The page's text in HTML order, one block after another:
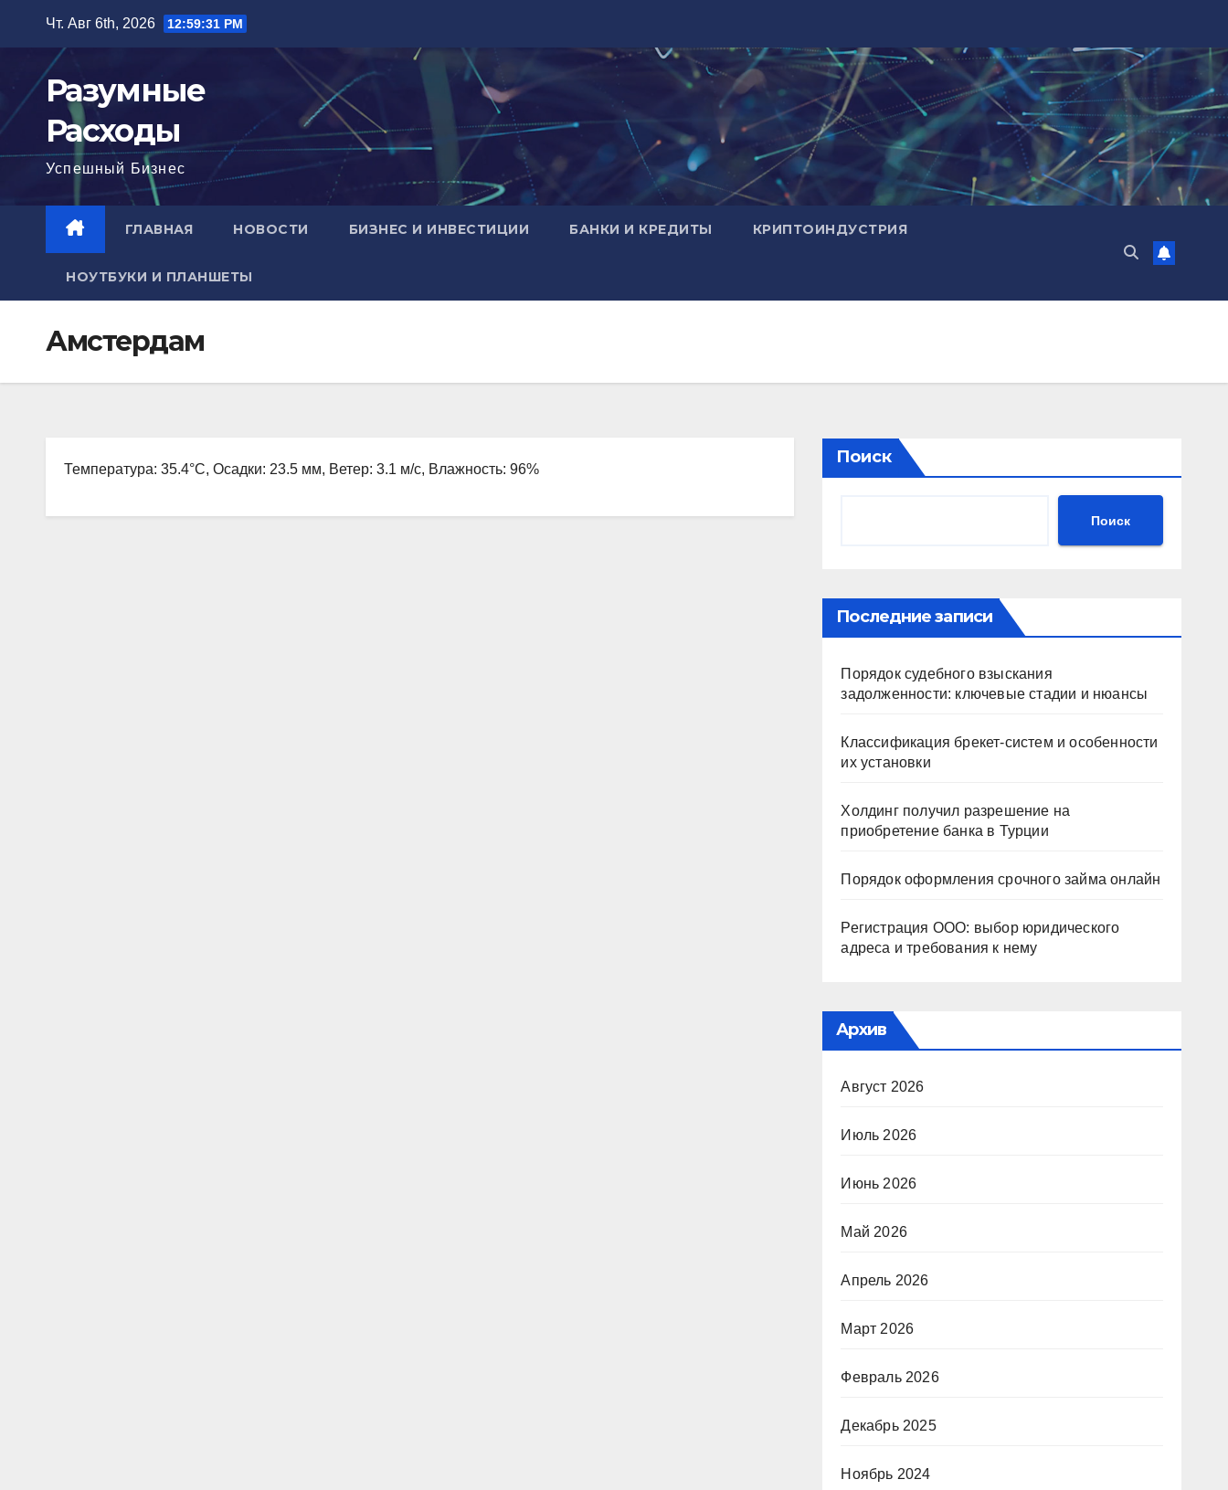
содержимому
Чт. Авг 6th, 2026 12:59:32 PM
Разумные
Расходы
Успешный Бизнес
ГЛАВНАЯ НОВОСТИ БИЗНЕС И ИНВЕСТИЦИИ БАНКИ И КРЕДИТЫ КРИПТОИНДУСТРИЯ
НОУТБУКИ И ПЛАНШЕТЫ
Амстердам
Температура: 35.4°C, Осадки: 23.5 мм, Ветер: 3.1 м/с, Влажность: 96%
Поиск
Поиск
Последние записи
Порядок судебного взыскания
задолженности: ключевые стадии и нюансы
Классификация брекет-систем и особенности
их установки
Холдинг получил разрешение на
приобретение банка в Турции
Порядок оформления срочного займа онлайн
Регистрация ООО: выбор юридического
адреса и требования к нему
Архив
Август 2026
Июль 2026
Июнь 2026
Май 2026
Апрель 2026
Март 2026
Февраль 2026
Декабрь 2025
Ноябрь 2024